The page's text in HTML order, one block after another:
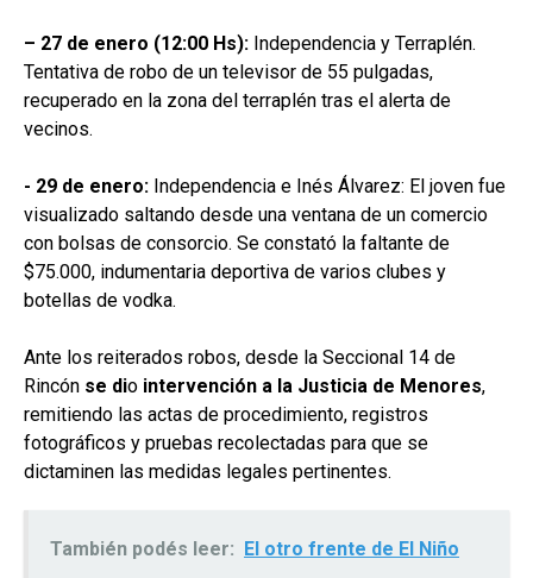
– 27 de enero (12:00 Hs): Independencia y Terraplén.
Tentativa de robo de un televisor de 55 pulgadas,
recuperado en la zona del terraplén tras el alerta de
vecinos.
​- 29 de enero: Independencia e Inés Álvarez: El joven fue
visualizado saltando desde una ventana de un comercio
con bolsas de consorcio. Se constató la faltante de
$75.000, indumentaria deportiva de varios clubes y
botellas de vodka.
Ante los reiterados robos, desde la Seccional 14 de
Rincón se dio intervención a la Justicia de Menores,
remitiendo las actas de procedimiento, registros
fotográficos y pruebas recolectadas para que se
dictaminen las medidas legales pertinentes.
También podés leer: El otro frente de El Niño